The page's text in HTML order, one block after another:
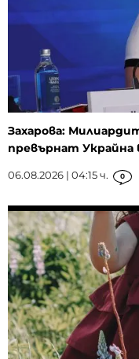
Захарова:
превърнат Украйна
06.08.2026 | 04:15 ч. 0